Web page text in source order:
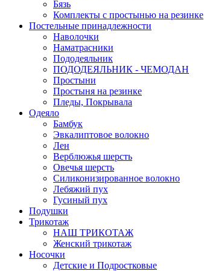
Бязь
Комплекты с простынью на резинке
Постельные принадлежности
Наволочки
Наматрасники
Пододеяльник
ПОДОДЕЯЛЬНИК - ЧЕМОДАН
Простыни
Простыня на резинке
Пледы, Покрывала
Одеяло
Бамбук
Эвкалиптовое волокно
Лен
Верблюжья шерсть
Овечья шерсть
Силиконизированное волокно
Лебяжий пух
Гусиный пух
Подушки
Трикотаж
НАШ ТРИКОТАЖ
Женский трикотаж
Носочки
Детские и Подростковые